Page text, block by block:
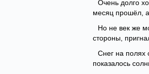
Очень долго
месяц прошёл, а
Но не век же
стороны,
Снег на полях
показалось